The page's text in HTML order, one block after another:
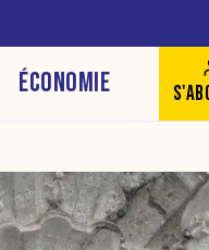
ÉCONOMIE